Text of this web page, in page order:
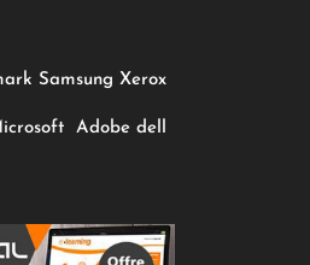
Samsung Xerox
Adobe dell